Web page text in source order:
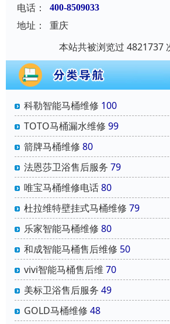
电话：
400-8509033
地址：
重庆
本站共被浏览过 4821737
科勒智能马桶维修 100
TOTO马桶漏水维修 99
箭牌马桶维修 80
法恩莎卫浴售后服务 79
唯宝马桶维修电话80
杜拉维特壁挂式马桶维修 79
乐家智能马桶维修 80
和成智能马桶售后维修 50
vivi智能马桶售后维 70
美标卫浴售后服务 49
GOLD马桶维修 48